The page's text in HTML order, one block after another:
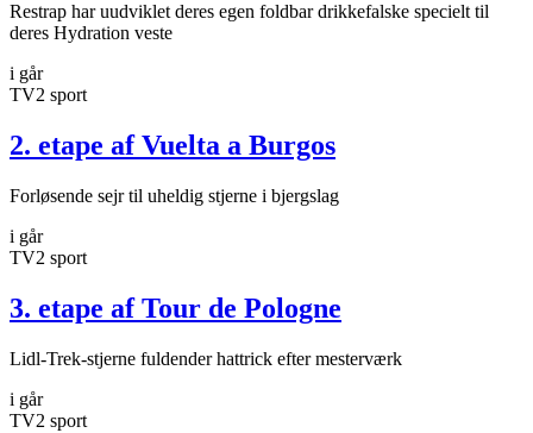
Restrap har uudviklet deres egen foldbar drikkefalske specielt til
deres Hydration veste
i går
TV2 sport
2. etape af Vuelta a Burgos
Forløsende sejr til uheldig stjerne i bjergslag
i går
TV2 sport
3. etape af Tour de Pologne
Lidl-Trek-stjerne fuldender hattrick efter mesterværk
i går
TV2 sport